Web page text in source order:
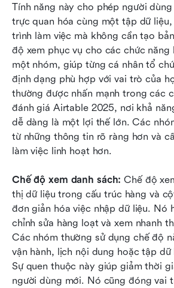
Tính năng này cho phép người
trực quan hóa cùng một tập dữ
trình làm việc mà không cần tạo
độ xem phục vụ cho các chức năng
một nhóm, giúp từng cá nhân tổ
định dạng phù hợp với vai trò của
thường được nhấn mạnh trong các
đánh giá Airtable 2025, nơi khả
dễ dàng là một lợi thế lớn. Các
từ những thông tin rõ ràng hơn và
làm việc linh hoạt hơn.
Chế độ xem danh sách: Chế độ
thị dữ liệu trong cấu trúc hàng và
đơn giản hóa việc nhập dữ liệu. Nó
chỉnh sửa hàng loạt và xem nhanh
Các nhóm thường sử dụng chế độ
vận hành, lịch nội dung hoặc tập
Sự quen thuộc này giúp giảm thời
người dùng mới. Nó cũng đóng vai